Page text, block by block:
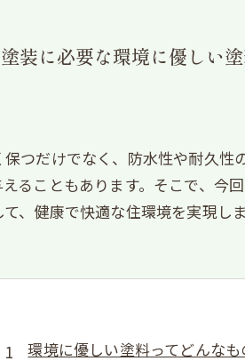
装に必要な環境に優しい
つだけでなく、防水性や耐久
ることもあります。そこで、
、健康で快適な住環境を実現しま
環境に優しい塗料ってどんなも